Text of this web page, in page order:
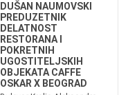
DUŠAN NAUMOVSKI
PREDUZETNIK
DELATNOST
RESTORANA I
POKRETNIH
UGOSTITELJSKIH
OBJEKATA CAFFE
OSKAR X BEOGRAD